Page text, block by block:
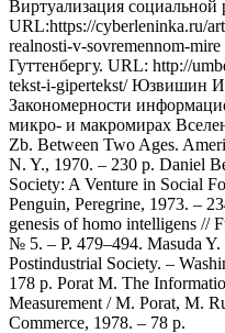
Виртуализация социальной
URL:https://cyberleninka.ru/
realnosti-v-sovremennom-
Гуттенбергу. URL: http://
tekst-i-gipertekst/ Юзвишин
Закономерности
микро- и макромирах
Zb. Between Two Ages.
N. Y., 1970. – 230 p. Daniel
Society: A Venture in Social
Penguin, Peregrine, 1973. –
genesis of homo intelligens //
№ 5. – Р. 479–494. Masuda
Postindustrial Society. –
178 р. Porat M. The
Measurement / M. Porat, M.
Commerce, 1978. – 78 p.